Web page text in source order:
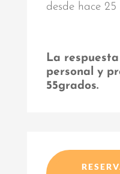
desde hace 25
La
personal y
55grados.